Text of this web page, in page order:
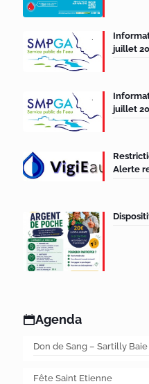
juillet
juillet
Alerte
Agenda
Don de Sang – Sartilly
Fête Saint Etienne